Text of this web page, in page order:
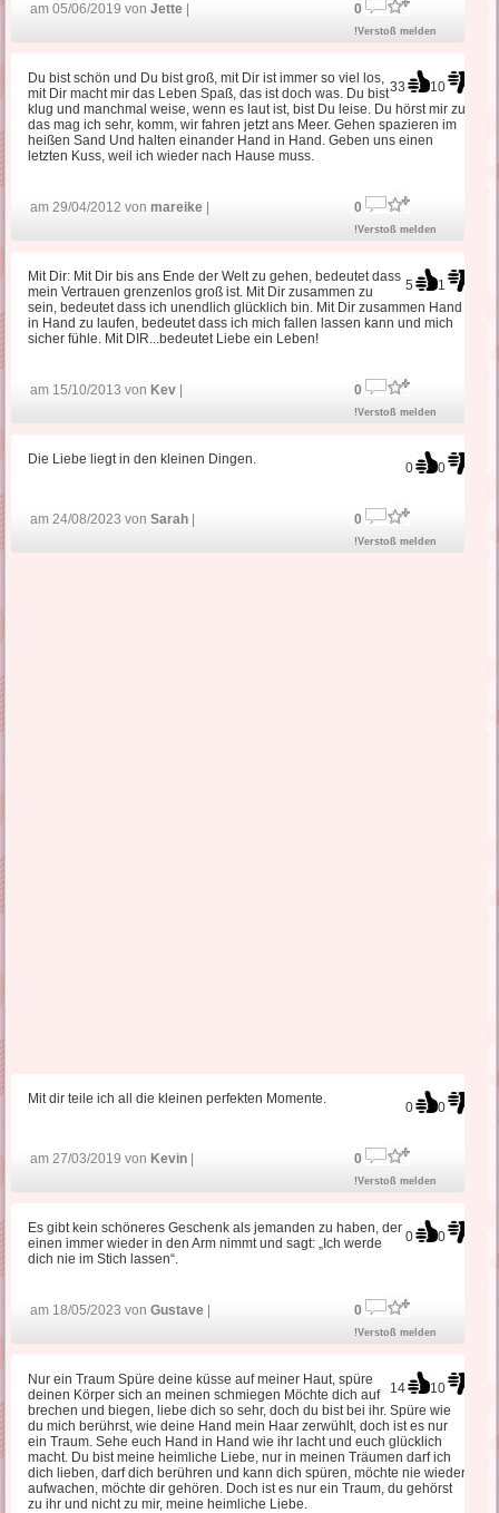
am 05/06/2019 vonJette 0
!Verstoß melden
33 10
Du bist schön und Du bist groß, mit Dir ist immer so viel los,
mit Dir macht mir das Leben Spaß, das ist doch was. Du bist
klug und manchmal weise, wenn es laut ist, bist Du leise. Du hörst mir zu,
das mag ich sehr, komm, wir fahren jetzt ans Meer. Gehen spazieren im
heißen Sand Und halten einander Hand in Hand. Geben uns einen
letzten Kuss, weil ich wieder nach Hause muss.
am 29/04/2012 vonmareike 0
!Verstoß melden
5 1
Mit Dir: Mit Dir bis ans Ende der Welt zu gehen, bedeutet dass
mein Vertrauen grenzenlos groß ist. Mit Dir zusammen zu
sein, bedeutet dass ich unendlich glücklich bin. Mit Dir zusammen Hand
in Hand zu laufen, bedeutet dass ich mich fallen lassen kann und mich
sicher fühle. Mit DIR...bedeutet Liebe ein Leben!
am 15/10/2013 von Kev 0
!Verstoß melden
0 0
Die Liebe liegt in den kleinen Dingen.
am 24/08/2023 vonSarah 0
!Verstoß melden
0 0
Mit dir teile ich all die kleinen perfekten Momente.
am 27/03/2019 von Kevin 0
!Verstoß melden
0 0
Es gibt kein schöneres Geschenk als jemanden zu haben, der
einen immer wieder in den Arm nimmt und sagt: „Ich werde
dich nie im Stich lassen“.
am 18/05/2023 vonGustave 0
!Verstoß melden
14 10
Nur ein Traum Spüre deine küsse auf meiner Haut, spüre
deinen Körper sich an meinen schmiegen Möchte dich auf
brechen und biegen, liebe dich so sehr, doch du bist bei ihr. Spüre wie
du mich berührst, wie deine Hand mein Haar zerwühlt, doch ist es nur
ein Traum. Sehe euch Hand in Hand wie ihr lacht und euch glücklich
macht. Du bist meine heimliche Liebe, nur in meinen Träumen darf ich
dich lieben, darf dich berühren und kann dich spüren, möchte nie wieder
aufwachen, möchte dir gehören. Doch ist es nur ein Traum, du gehörst
zu ihr und nicht zu mir, meine heimliche Liebe.